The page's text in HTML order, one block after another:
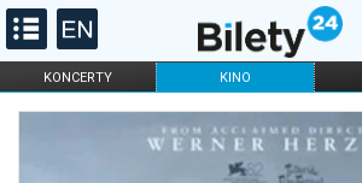
KONCERTY KINO
FILHARMONIA OPERA I BALET
ONLINE